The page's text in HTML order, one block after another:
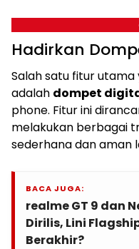
Hadirkan
Salah satu fitur
adalah dompet
phone. Fitur ini
melakukan berbagai
sederhana dan aman
BACA JUGA:
realme GT 9 dan
Dirilis, Lini
Berakhir?